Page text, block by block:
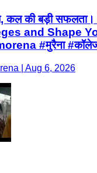
कल की बड़ी
and Shape
#मुरैना
| Aug 6, 2026